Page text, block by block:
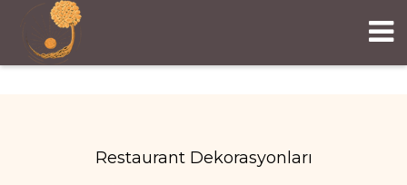
Restaurant Dekorasyonları